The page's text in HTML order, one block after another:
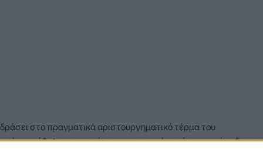
στο πραγματικά αριστουργηματικό τέρμα του
«χάζεψε» τους πάντες με την ενέργειά του και άνοιξε το